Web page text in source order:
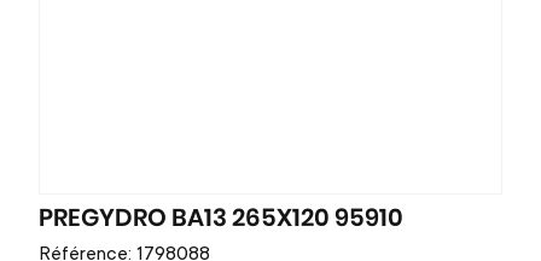
PREGYDRO BA13 265X120 95910
Référence: 1798088